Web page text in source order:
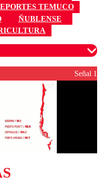
TEMUCO
ÑUBLENSE
para garantizar un
Señal 1